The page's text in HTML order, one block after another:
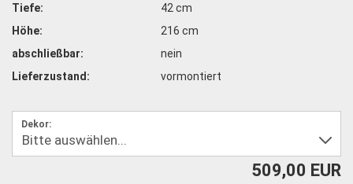
Tiefe:
42 cm
Höhe:
216 cm
abschließbar:
nein
Lieferzustand:
vormontiert
Dekor:
509,00 EUR